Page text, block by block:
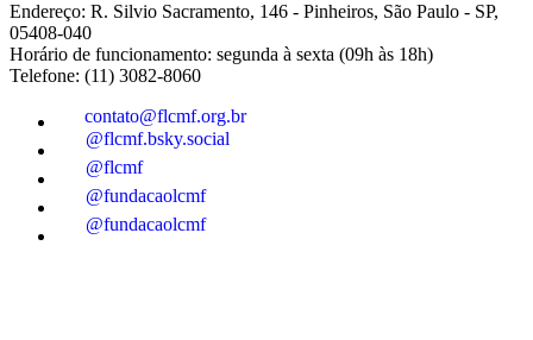
Endereço: R. Silvio Sacramento, 146 - Pinheiros, São Paulo - SP,
05408-040
Horário de funcionamento: segunda à sexta (09h às 18h)
Telefone: (11) 3082-8060
contato@flcmf.org.br
@flcmf.bsky.social
@flcmf
@fundacaolcmf
@fundacaolcmf